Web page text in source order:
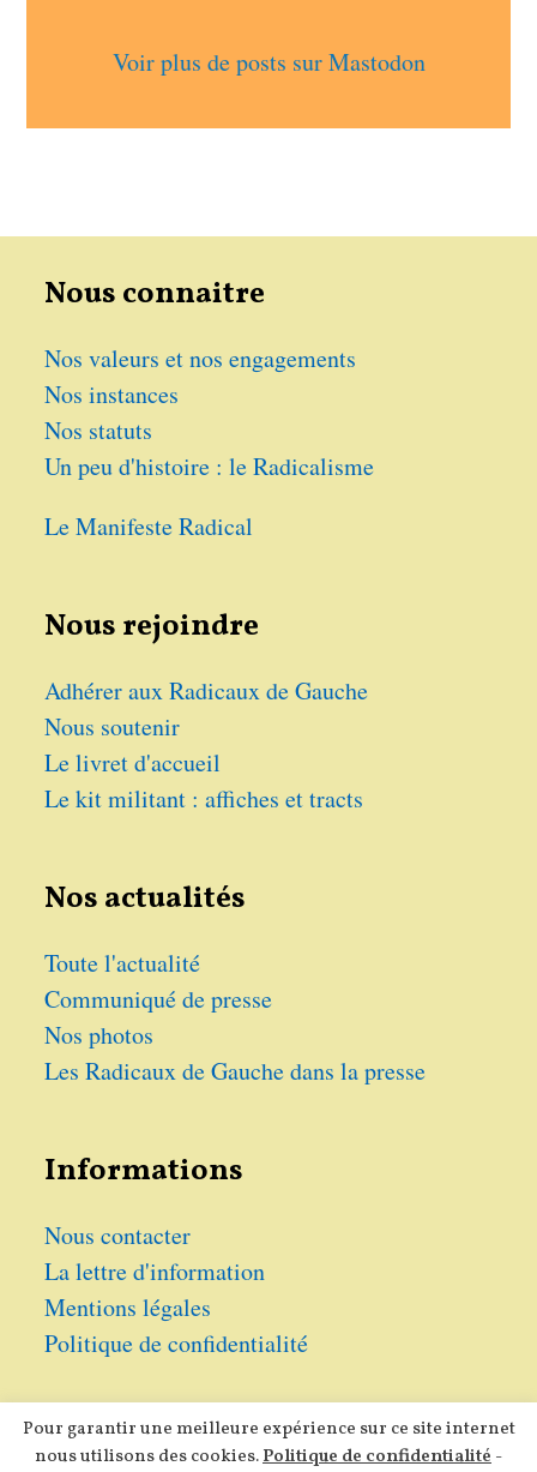
Voir plus de posts sur Mastodon
Nous connaitre
Nos valeurs et nos engagements
Nos instances
Nos statuts
Un peu d'histoire : le Radicalisme
Le Manifeste Radical
Nous rejoindre
Adhérer aux Radicaux de Gauche
Nous soutenir
Le livret d'accueil
Le kit militant : affiches et tracts
Nos actualités
Toute l'actualité
Communiqué de presse
Nos photos
Les Radicaux de Gauche dans la presse
Informations
Nous contacter
La lettre d'information
Mentions légales
Politique de confidentialité
Pour garantir une meilleure expérience sur ce site internet
nous utilisons des cookies.Politique de confidentialité-